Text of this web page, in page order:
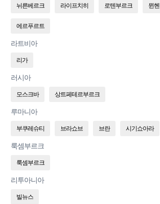
뉘른베르크 라이프치히 로텐부르크 뮌헨
에르푸르트
라트비아
리가
러시아
모스크바 상트페테르부르크
루마니아
부쿠레슈티 브라쇼브 브란 시기쇼아라
룩셈부르크
룩셈부르크
리투아니아
빌뉴스